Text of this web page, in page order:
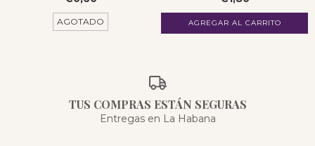
AGOTADO
TUS COMPRAS ESTÁN SEGURAS
Entregas en La Habana